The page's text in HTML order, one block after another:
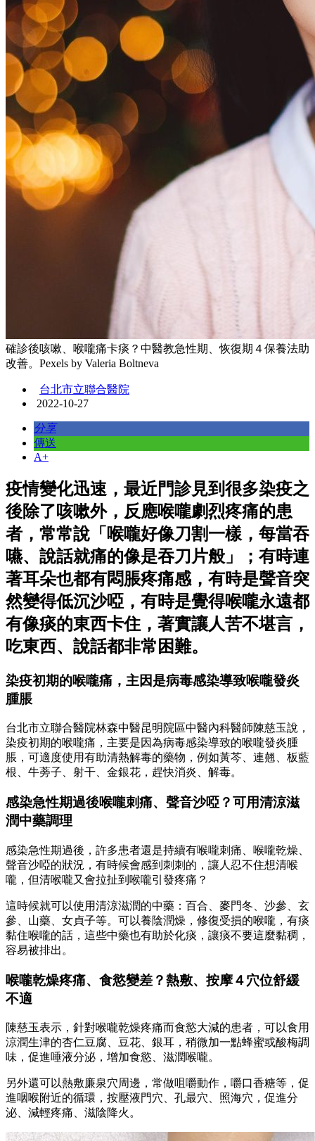
確診後咳嗽、喉嚨痛卡痰？中醫教急性期、恢復期４保養法助
改善。Pexels by Valeria Boltneva
台北市立聯合醫院
2022-10-27
分享
傳送
A+
疫情變化迅速，最近門診見到很多染疫之
後除了咳嗽外，反應喉嚨劇烈疼痛的患
者，常常說「喉嚨好像刀割一樣，每當吞
嚥、說話就痛的像是吞刀片般」；有時連
著耳朵也都有悶脹疼痛感，有時是聲音突
然變得低沉沙啞，有時是覺得喉嚨永遠都
有像痰的東西卡住，著實讓人苦不堪言，
吃東西、說話都非常困難。
染疫初期的喉嚨痛，主因是病毒感染導致喉嚨發炎
腫脹
台北市立聯合醫院林森中醫昆明院區中醫內科醫師陳慈玉說，
染疫初期的喉嚨痛，主要是因為病毒感染導致的喉嚨發炎腫
脹，可適度使用有助清熱解毒的藥物，例如黃芩、連翹、板藍
根、牛蒡子、射干、金銀花，趕快消炎、解毒。
感染急性期過後喉嚨刺痛、聲音沙啞？可用清涼滋
潤中藥調理
感染急性期過後，許多患者還是持續有喉嚨刺痛、喉嚨乾燥、
聲音沙啞的狀況，有時候會感到刺刺的，讓人忍不住想清喉
嚨，但清喉嚨又會拉扯到喉嚨引發疼痛？
這時候就可以使用清涼滋潤的中藥：百合、麥門冬、沙參、玄
參、山藥、女貞子等。可以養陰潤燥，修復受損的喉嚨，有痰
黏住喉嚨的話，這些中藥也有助於化痰，讓痰不要這麼黏稠，
容易被排出。
喉嚨乾燥疼痛、食慾變差？熱敷、按摩４穴位舒緩
不適
陳慈玉表示，針對喉嚨乾燥疼痛而食慾大減的患者，可以食用
涼潤生津的杏仁豆腐、豆花、銀耳，稍微加一點蜂蜜或酸梅調
味，促進唾液分泌，增加食慾、滋潤喉嚨。
另外還可以熱敷廉泉穴周邊，常做咀嚼動作，嚼口香糖等，促
進咽喉附近的循環，按壓液門穴、孔最穴、照海穴，促進分
泌、減輕疼痛、滋陰降火。